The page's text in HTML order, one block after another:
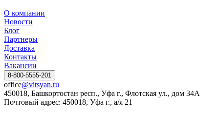
О компании
Новости
Блог
Партнеры
Доставка
Контакты
Вакансии
8-800-5555-201
office@vitsyan.ru
450018, Башкортостан респ., Уфа г., Флотская ул., дом 34А
Почтовый адрес: 450018, Уфа г., а/я 21